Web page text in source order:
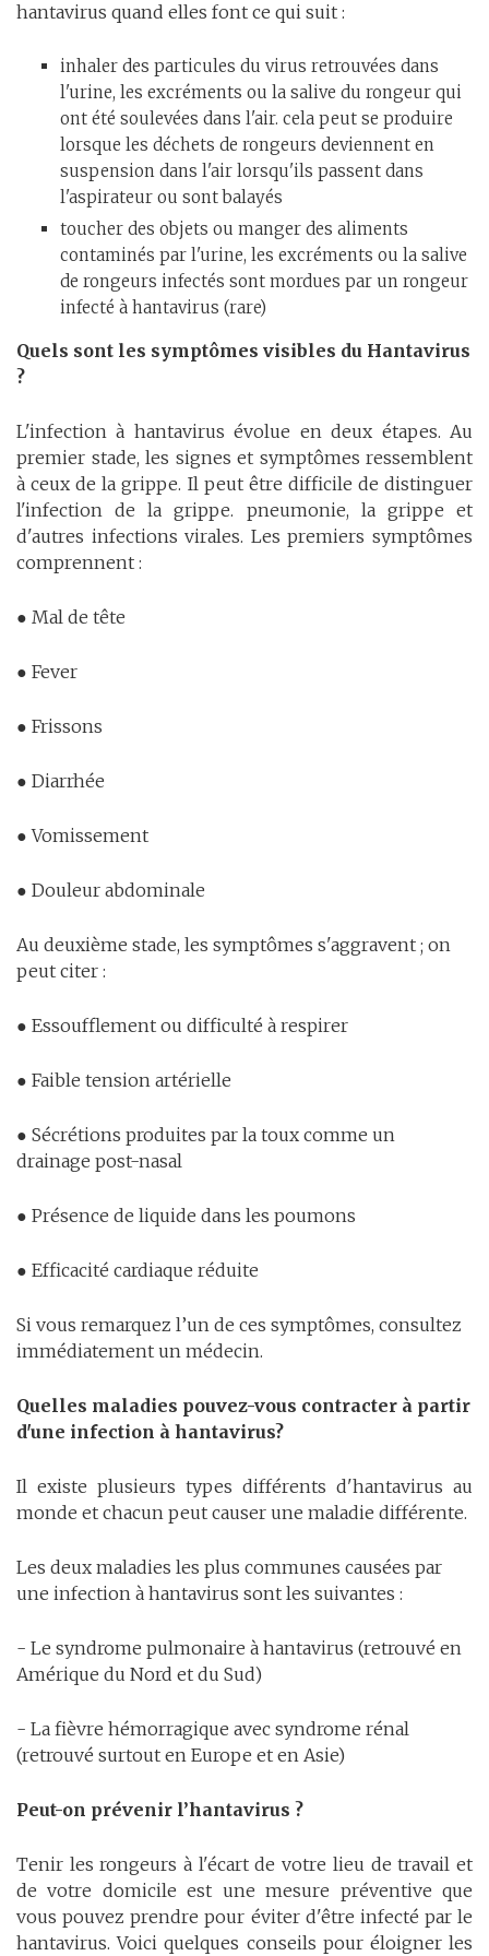
hantavirus quand elles font ce qui suit :
inhaler des particules du virus retrouvées dans
l'urine, les excréments ou la salive du rongeur qui
ont été soulevées dans l'air. cela peut se produire
lorsque les déchets de rongeurs deviennent en
suspension dans l'air lorsqu'ils passent dans
l'aspirateur ou sont balayés
toucher des objets ou manger des aliments
contaminés par l'urine, les excréments ou la salive
de rongeurs infectés sont mordues par un rongeur
infecté à hantavirus (rare)
Quels sont les symptômes visibles du Hantavirus
?
L'infection à hantavirus évolue en deux étapes. Au
premier stade, les signes et symptômes ressemblent
à ceux de la grippe. Il peut être difficile de distinguer
l'infection de la grippe. pneumonie, la grippe et
d'autres infections virales. Les premiers symptômes
comprennent :
● Mal de tête
● Fever
● Frissons
● Diarrhée
● Vomissement
● Douleur abdominale
Au deuxième stade, les symptômes s'aggravent ; on
peut citer :
● Essoufflement ou difficulté à respirer
● Faible tension artérielle
● Sécrétions produites par la toux comme un
drainage post-nasal
● Présence de liquide dans les poumons
● Efficacité cardiaque réduite
Si vous remarquez l’un de ces symptômes, consultez
immédiatement un médecin.
Quelles maladies pouvez-vous contracter à partir
d'une infection à hantavirus?
Il existe plusieurs types différents d'hantavirus au
monde et chacun peut causer une maladie différente.
Les deux maladies les plus communes causées par
une infection à hantavirus sont les suivantes :
- Le syndrome pulmonaire à hantavirus (retrouvé en
Amérique du Nord et du Sud)
- La fièvre hémorragique avec syndrome rénal
(retrouvé surtout en Europe et en Asie)
Peut-on prévenir l’hantavirus ?
Tenir les rongeurs à l'écart de votre lieu de travail et
de votre domicile est une mesure préventive que
vous pouvez prendre pour éviter d'être infecté par le
hantavirus. Voici quelques conseils pour éloigner les